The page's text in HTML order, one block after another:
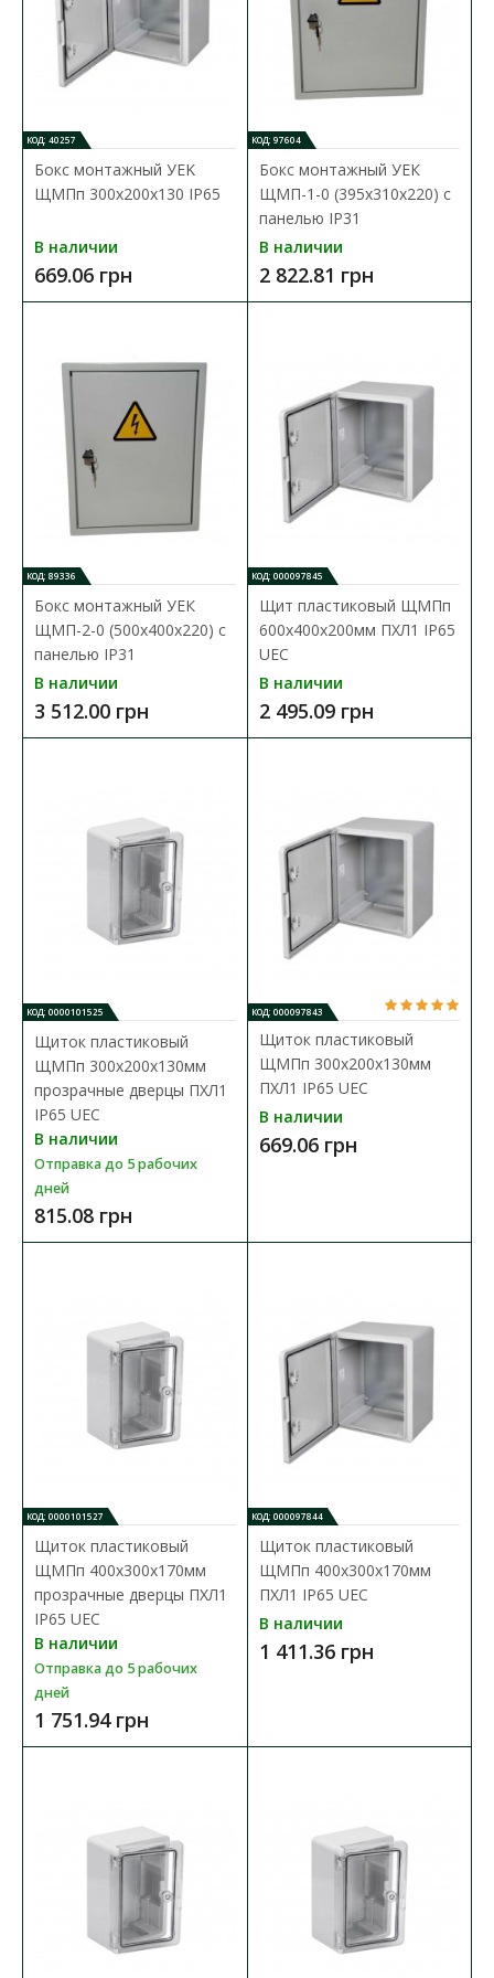
Доступность: В наличии
Бокси монтажные ЩМПп IP65 выполнены из ударопрочного
ABS пластика и предназначены для обеспечен..
669.06 грн
В КОРЗИНУ
В сравнения
В закладки
Бокс монтажный УЕК ЩМП-1-0 (395х310х220) с
панелью IP31
Доступность:
2 822.81 грн
В КОРЗИНУ
В закладки
КОД: 40257
Бокс монтажный УEK
ЩМПп 300х200х130 IP65
В наличии
669.06 грн
КОД: 97604
Бокс монтажный УЕК
ЩМП-1-0 (395х310х220) с
панелью IP31
В наличии
2 822.81 грн
КОД: 89336
Бокс монтажный УЕК
ЩМП-2-0 (500х400х220) с
панелью IP31
В наличии
3 512.00 грн
КОД: 000097845
Щит пластиковый ЩМПп
600х400х200мм ПХЛ1 IP65
UEC
В наличии
2 495.09 грн
КОД: 0000101525
Щиток пластиковый
ЩМПп 300х200х130мм
прозрачные дверцы ПХЛ1
IP65 UEC
В наличии
Отправка до 5 рабочих
дней
815.08 грн
КОД: 000097843
Щиток пластиковый
ЩМПп 300х200х130мм
ПХЛ1 IP65 UEC
В наличии
669.06 грн
КОД: 0000101527
Щиток пластиковый
ЩМПп 400х300х170мм
прозрачные дверцы ПХЛ1
IP65 UEC
В наличии
Отправка до 5 рабочих
дней
1 751.94 грн
КОД: 000097844
Щиток пластиковый
ЩМПп 400х300х170мм
ПХЛ1 IP65 UEC
В наличии
1 411.36 грн